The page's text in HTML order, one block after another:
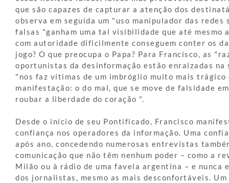
que são capazes de capturar a atenção dos
observa em seguida um "uso manipulador das redes
falsas "ganham uma tal visibilidade que até mesmo
com autoridade dificilmente conseguem conter os
jogo? O que preocupa o Papa? Para Francisco, as
oportunistas da desinformação estão enraizadas na
"nos faz vítimas de um imbróglio muito mais trágico
manifestação: o do mal, que se move de falsidade
roubar a liberdade do coração ".
Desde o início de seu Pontificado, Francisco
confiança nos operadores da informação. Uma
após ano, concedendo numerosas entrevistas
comunicação que não têm nenhum poder – como a
Milão ou à rádio de uma favela argentina – e nunca
dos jornalistas, mesmo as mais desconfortáveis.